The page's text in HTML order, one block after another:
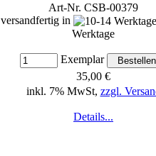
Art-Nr. CSB-00379
versandfertig in
Werktage
Exemplar
35,00 €
inkl. 7% MwSt, zzgl.
Details...